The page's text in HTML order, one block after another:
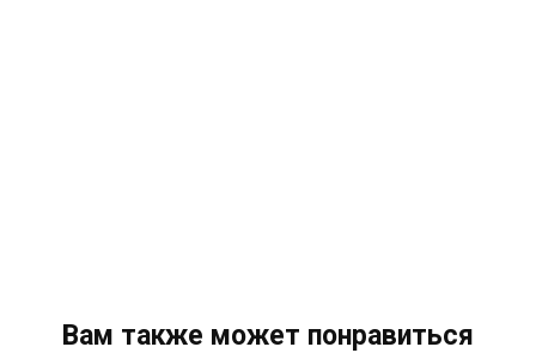
Вам также может понравиться